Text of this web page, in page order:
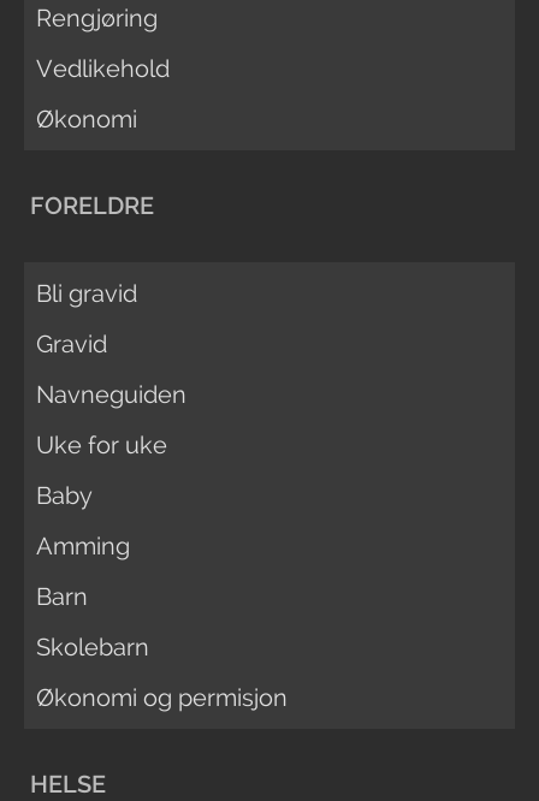
Rengjøring
Vedlikehold
Økonomi
FORELDRE
Bli gravid
Gravid
Navneguiden
Uke for uke
Baby
Amming
Barn
Skolebarn
Økonomi og permisjon
HELSE